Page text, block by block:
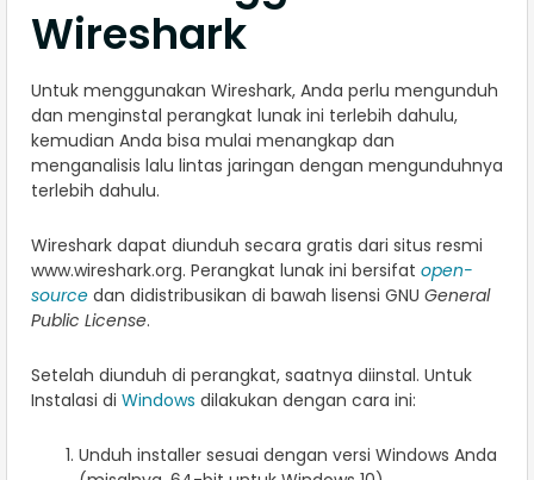
Wireshark
Untuk menggunakan Wireshark, Anda perlu mengunduh
dan menginstal perangkat lunak ini terlebih dahulu,
kemudian Anda bisa mulai menangkap dan
menganalisis lalu lintas jaringan dengan mengunduhnya
terlebih dahulu.
Wireshark dapat diunduh secara gratis dari situs resmi
www.wireshark.org. Perangkat lunak ini bersifat open-
source dan didistribusikan di bawah lisensi GNU General
Public License.
Setelah diunduh di perangkat, saatnya diinstal. Untuk
Instalasi di Windows dilakukan dengan cara ini:
Unduh installer sesuai dengan versi Windows Anda